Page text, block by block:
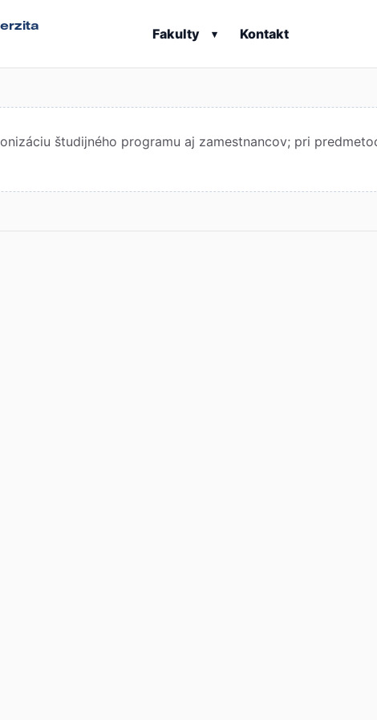
Fakulty ▾ Kontakt
študijného programu aj zamestnancov; pri